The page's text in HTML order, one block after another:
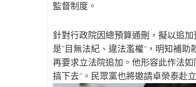
監督制度。
針對行政院因總預算通刪，擬以追
是“目無法紀、違法濫權”，明知補
再要求立法院追加。他形容此作法
搞下去”。民眾黨也將邀請卓榮泰赴